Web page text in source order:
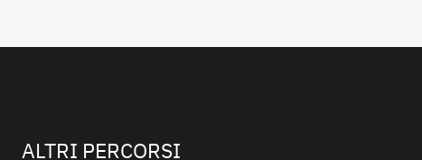
ALTRI PERCORSI